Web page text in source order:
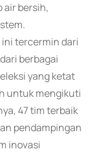
air bersih,
tercermin dari
berbagai
yang ketat
untuk mengikuti
47 tim terbaik
pendampingan
inovasi